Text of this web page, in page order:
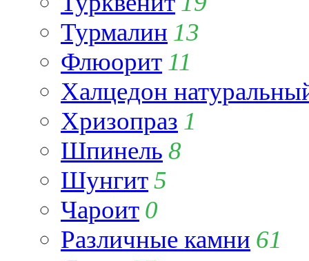
Турмалин 13
Флюорит 11
Халцедон
Хризопраз 1
Шпинель 8
Шунгит5
Чароит 0
Различные камни 61